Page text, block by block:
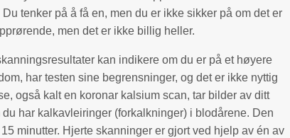
tenker på å få en, men du er ikke sikker på om det er
men det er ikke billig heller.
kan indikere om du er på et høyere
har testen sine begrensninger, og det er ikke nyttig
også kalt en koronar kalsium scan, tar bilder av ditt
du har kalkavleiringer (forkalkninger) i blodårene. Den
minutter. Hjerte skanninger er gjort ved hjelp av én av